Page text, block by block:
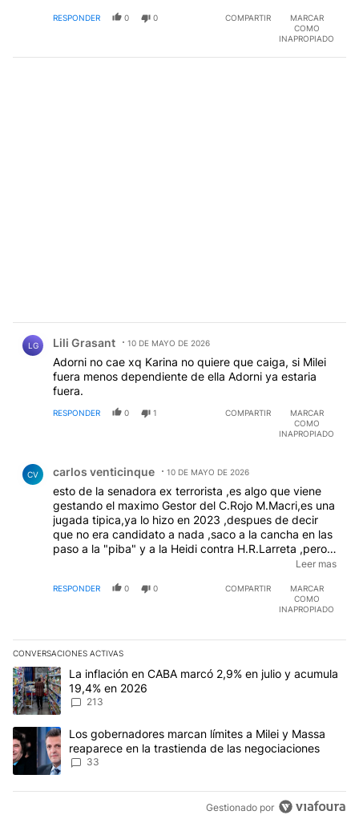
del Néstor, como gobernador sus frutos se ven en el
estado calamitoso de escuelas (ni siquiera aprenden a
RESPONDER 0 0 COMPARTIR
MARCAR
COMO
INAPROPIADO
LG Lili Grasant 10 DE MAYO DE 2026
Adorni no cae xq Karina no quiere que caiga, si Milei
fuera menos dependiente de ella Adorni ya estaria
fuera.
RESPONDER 0 1 COMPARTIR
MARCAR
COMO
INAPROPIADO
CV carlos venticinque 10 DE MAYO DE 2026
esto de la senadora ex terrorista ,es algo que viene
gestando el maximo Gestor del C.Rojo M.Macri,es una
jugada tipica,ya lo hizo en 2023 ,despues de decir
que no era candidato a nada ,saco a la cancha en las
paso a la "piba" y a la Heidi contra H.R.Larreta ,pero
en realidad ya el C.Rojo estaba viendo la posible
socio de Macri ,lo que no le asegura una candidatura
,porque el calabres tiene muchos asesores que le van
nadie,igual que conam ya le sacaron tarjeta naranja el
C.Rojo.
Leer mas
RESPONDER 0 0 COMPARTIR
MARCAR
COMO
INAPROPIADO
CONVERSACIONES ACTIVAS
Este listado muestra los artículos con más comentarios en los
Un artículo de tendencia con el título "La inflación en CABA
La inflación en CABA marcó 2,9% en julio y acumula
19,4% en 2026
213
Un artículo de tendencia con el título "Los gobernadores
Los gobernadores marcan límites a Milei y Massa
reaparece en la trastienda de las negociaciones
33
Gestionado por